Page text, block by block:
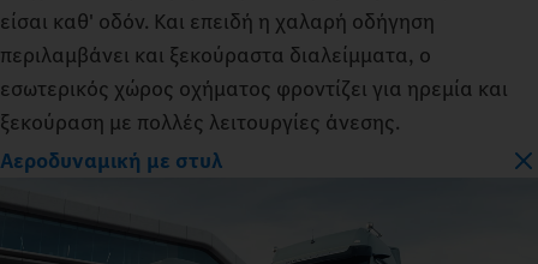
είσαι καθ' οδόν. Και επειδή η χαλαρή οδήγηση
περιλαμβάνει και ξεκούραστα διαλείμματα, ο
εσωτερικός χώρος οχήματος φροντίζει για ηρεμία και
ξεκούραση με πολλές λειτουργίες άνεσης.
Αεροδυναμική με στυλ